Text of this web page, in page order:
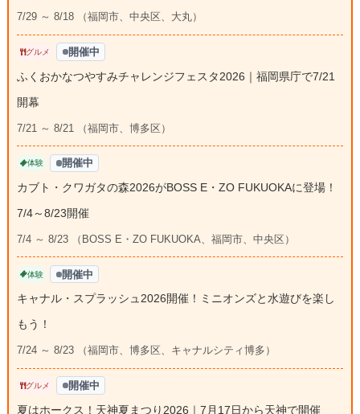
7/29 ～ 8/18 （福岡市、中央区、大丸）
グルメ 開催中
ふくおかなつやすみチャレンジフェスタ2026｜福岡県庁で7/21
開幕
7/21 ～ 8/21 （福岡市、博多区）
体験 開催中
カブト・クワガタの森2026がBOSS E・ZO FUKUOKAに登場！
7/4～8/23開催
7/4 ～ 8/23 （BOSS E・ZO FUKUOKA、福岡市、中央区）
体験 開催中
キャナル・スプラッシュ2026開催！ミニオンズと水遊びを楽し
もう！
7/24 ～ 8/23 （福岡市、博多区、キャナルシティ博多）
グルメ 開催中
夏はホークス！天神夏まつり2026｜7月17日から天神で開催